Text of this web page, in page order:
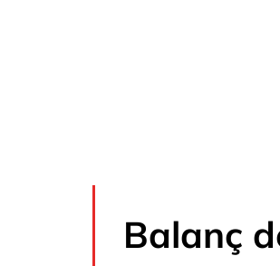
Balanç